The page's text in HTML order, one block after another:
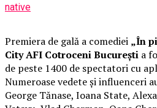
native
Premiera de gală a comediei „În
City AFI Cotroceni București a
de peste 1400 de spectatori cu
Numeroase vedete și influenceri
George Tănase, Ioana State,